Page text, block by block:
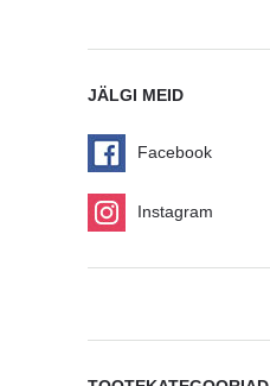
JÄLGI MEID
Facebook
Instagram